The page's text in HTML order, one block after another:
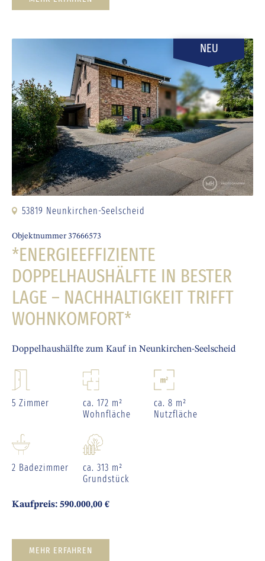
NEU
53819 Neunkirchen-Seelscheid
Objektnummer 37666573
*ENERGIEEFFIZIENTE
DOPPELHAUSHÄLFTE IN BESTER
LAGE – NACHHALTIGKEIT TRIFFT
WOHNKOMFORT*
Doppelhaushälfte zum Kauf in Neunkirchen-Seelscheid
5 Zimmer
ca. 172 m²
Wohnfläche
ca. 8 m²
Nutzfläche
2 Badezimmer
ca. 313 m²
Grundstück
Kaufpreis: 590.000,00 €
MEHR ERFAHREN